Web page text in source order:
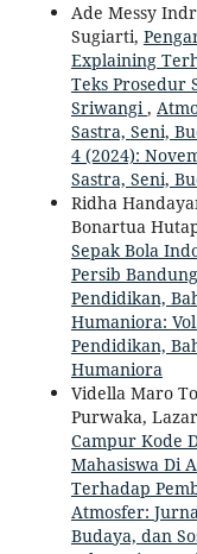
Ade Messy
Sugiarti,
Explaining
Teks Prosedur
Sriwangi,
Sastra, Seni,
4 (2024):
Sastra, Seni,
Ridha
Bonartua
Sepak Bola
Persib
Pendidikan,
Humaniora:
Pendidikan,
Humaniora
Vidella Maro
Purwaka,
Campur Kode
Mahasiswa Di
Terhadap
Atmosfer:
Budaya, dan